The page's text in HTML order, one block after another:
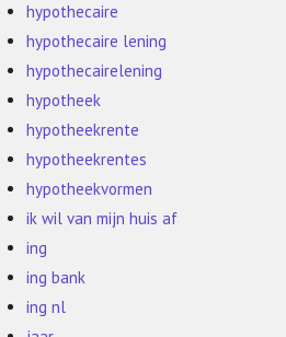
hypothecaire
hypothecaire lening
hypothecairelening
hypotheek
hypotheekrente
hypotheekrentes
hypotheekvormen
ik wil van mijn huis af
ing
ing bank
ing nl